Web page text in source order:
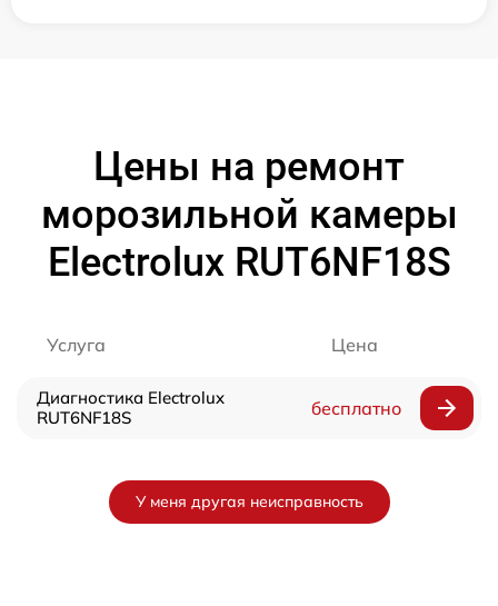
Цены на ремонт
морозильной камеры
Electrolux RUT6NF18S
Услуга Цена
Диагностика Electrolux
RUT6NF18S
бесплатно
У меня другая неисправность